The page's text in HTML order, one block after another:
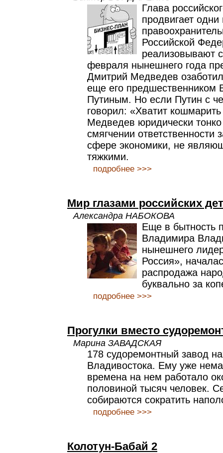
Глава
продвигает
Российской
реализовывают
февраля нынешнего года
Дмитрий Медведев
еще его предшественником
Путиным. Но если Путин с
говорил: «Хватит
Медведев юридически
смягчении ответственности
сфере экономики, не
тяжкими.
подробнее >>>
Мир глазами российских
Александра НАБОКОВА
Еще в бытность
Владимира
нынешнего
Россия»,
распродажа
буквально за
подробнее >>>
Прогулки вместо
Марина ЗАВАДСКАЯ
178 судоремонтный завод
Владивостока. Ему уже
времена на нем работало
половиной тысяч человек.
собираются сократить
подробнее >>>
Колотун-Бабай 2